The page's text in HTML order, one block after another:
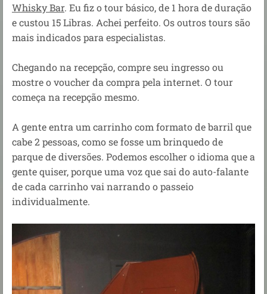
Whisky Bar. Eu fiz o tour básico, de 1 hora de duração
e custou 15 Libras. Achei perfeito. Os outros tours são
mais indicados para especialistas.
Chegando na recepção, compre seu ingresso ou
mostre o voucher da compra pela internet. O tour
começa na recepção mesmo.
A gente entra um carrinho com formato de barril que
cabe 2 pessoas, como se fosse um brinquedo de
parque de diversões. Podemos escolher o idioma que a
gente quiser, porque uma voz que sai do auto-falante
de cada carrinho vai narrando o passeio
individualmente.